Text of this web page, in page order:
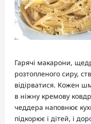
Гарячі макарони,
розтопленого сиру,
відірватися. Кожен
в ніжну кремову
чеддера наповнює
підкорює і дітей, і